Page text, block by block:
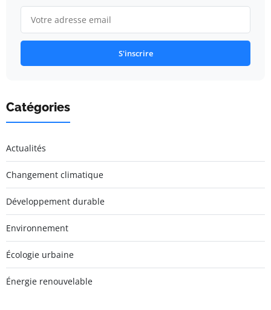
S'inscrire
Catégories
Actualités
Changement climatique
Développement durable
Environnement
Écologie urbaine
Énergie renouvelable